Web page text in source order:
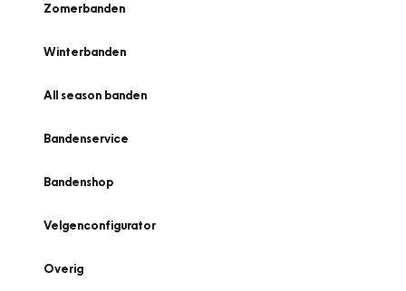
Zomerbanden
Winterbanden
All season banden
Bandenservice
Bandenshop
Velgenconfigurator
Overig